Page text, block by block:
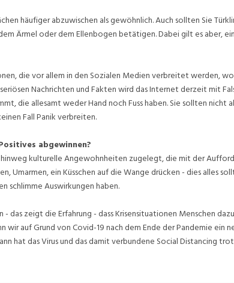
häufiger abzuwischen als gewöhnlich. Auch sollten Sie
Ärmel oder dem Ellenbogen betätigen. Dabei gilt es aber,
die vor allem in den Sozialen Medien verbreitet werden,
Nachrichten und Fakten wird das Internet derzeit mit
die allesamt weder Hand noch Fuss haben. Sie sollten nicht
Fall Panik verbreiten.
abgewinnen?
kulturelle Angewohnheiten zugelegt, die mit der
Umarmen, ein Küsschen auf die Wange drücken - dies alles
schlimme Auswirkungen haben.
das zeigt die Erfahrung - dass Krisensituationen Menschen
wir auf Grund von Covid-19 nach dem Ende der Pandemie ein
hat das Virus und das damit verbundene Social Distancing